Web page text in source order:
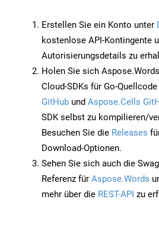
Erstellen Sie ein Konto unter
kostenlose API-Kontingente
Autorisierungsdetails zu
Holen Sie sich
Cloud-SDKs für Go-
GitHub und Aspose.Cells
SDK selbst zu kompilieren/
Besuchen Sie die Releases
Download-Optionen.
Sehen Sie sich auch die
Referenz für Aspose.Words
mehr über die REST-API zu